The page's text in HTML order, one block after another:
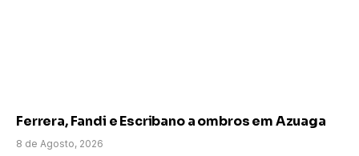
Ferrera, Fandi e Escribano a ombros em Azuaga
8 de Agosto, 2026